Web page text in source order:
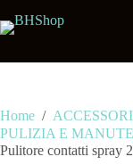
Home / ACCESSORI
PULIZIA E
Pulitore contatti spray